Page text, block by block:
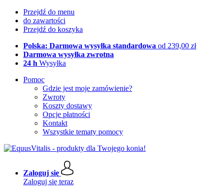
Przejdź do menu
do zawartości
Przejdź do koszyka
Polska: Darmowa wysyłka standardowa od 239,00 zł
Darmowa wysyłka zwrotna
24 h Wysyłka
Pomoc
Gdzie jest moje zamówienie?
Zwroty
Koszty dostawy
Opcje płatności
Kontakt
Wszystkie tematy pomocy
Zaloguj się
Zaloguj się teraz